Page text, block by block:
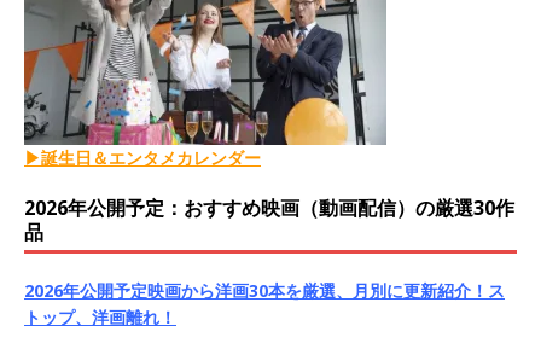
▶誕生日＆エンタメカレンダー
2026年公開予定：おすすめ映画（動画配信）の厳選30作
品
2026年公開予定映画から洋画30本を厳選、月別に更新紹介！ス
トップ、洋画離れ！